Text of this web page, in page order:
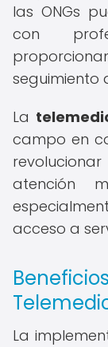
las ONGs
con
seguimiento
La
campo en
atención
acceso a
La